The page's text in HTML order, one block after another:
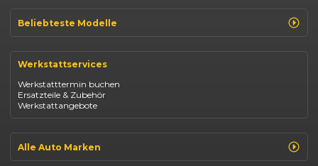
Beliebteste Modelle
Opel Corsa
Fiat 500
Dacia Duster
Dacia Sandero
Jeep Compass
Suzuki Vitara
Suzuki Swift
Werkstattservices
Werkstatttermin buchen
Ersatzteile & Zubehör
Werkstattangebote
Alle Auto Marken